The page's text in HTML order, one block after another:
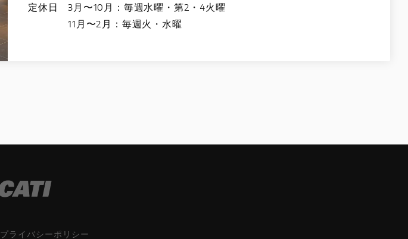
定休日 3月〜10月：毎週水曜・第2・4火曜
11月〜2月：毎週火・水曜
プライバシーポリシー